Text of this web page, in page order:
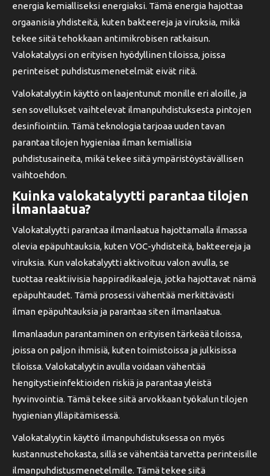
energia kemialliseksi energiaksi. Tämä energia hajottaa
orgaanisia yhdisteitä, kuten bakteereja ja viruksia, mikä
tekee siitä tehokkaan antimikrobisen ratkaisun.
Valokatalyysi on erityisen hyödyllinen tiloissa, joissa
perinteiset puhdistusmenetelmät eivät riitä.
Valokatalyytin käyttö on laajentunut monille eri aloille, ja
sen sovellukset vaihtelevat ilmanpuhdistuksesta pintojen
desinfiointiin. Tämä teknologia tarjoaa uuden tavan
parantaa tilojen hygieniaa ilman kemiallisia
puhdistusaineita, mikä tekee siitä ympäristöystävällisen
vaihtoehdon.
Kuinka valokatalyytti parantaa tilojen
ilmanlaatua?
Valokatalyytti parantaa ilmanlaatua hajottamalla ilmassa
olevia epäpuhtauksia, kuten VOC-yhdisteitä, bakteereja ja
viruksia. Kun valokatalyytti aktivoituu valon avulla, se
tuottaa reaktiivisia happiradikaaleja, jotka hajottavat nämä
epäpuhtaudet. Tämä prosessi vähentää merkittävästi
ilman epäpuhtauksia ja parantaa siten ilmanlaatua.
Ilmanlaadun parantaminen on erityisen tärkeää tiloissa,
joissa on paljon ihmisiä, kuten toimistoissa ja julkisissa
tiloissa. Valokatalyytin avulla voidaan vähentää
hengitystieinfektioiden riskiä ja parantaa yleistä
hyvinvointia. Tämä tekee siitä arvokkaan työkalun tilojen
hygienian ylläpitämisessä.
Valokatalyytin käyttö ilmanpuhdistuksessa on myös
kustannustehokasta, sillä se vähentää tarvetta perinteisille
ilmanpuhdistusmenetelmille. Tämä tekee siitä